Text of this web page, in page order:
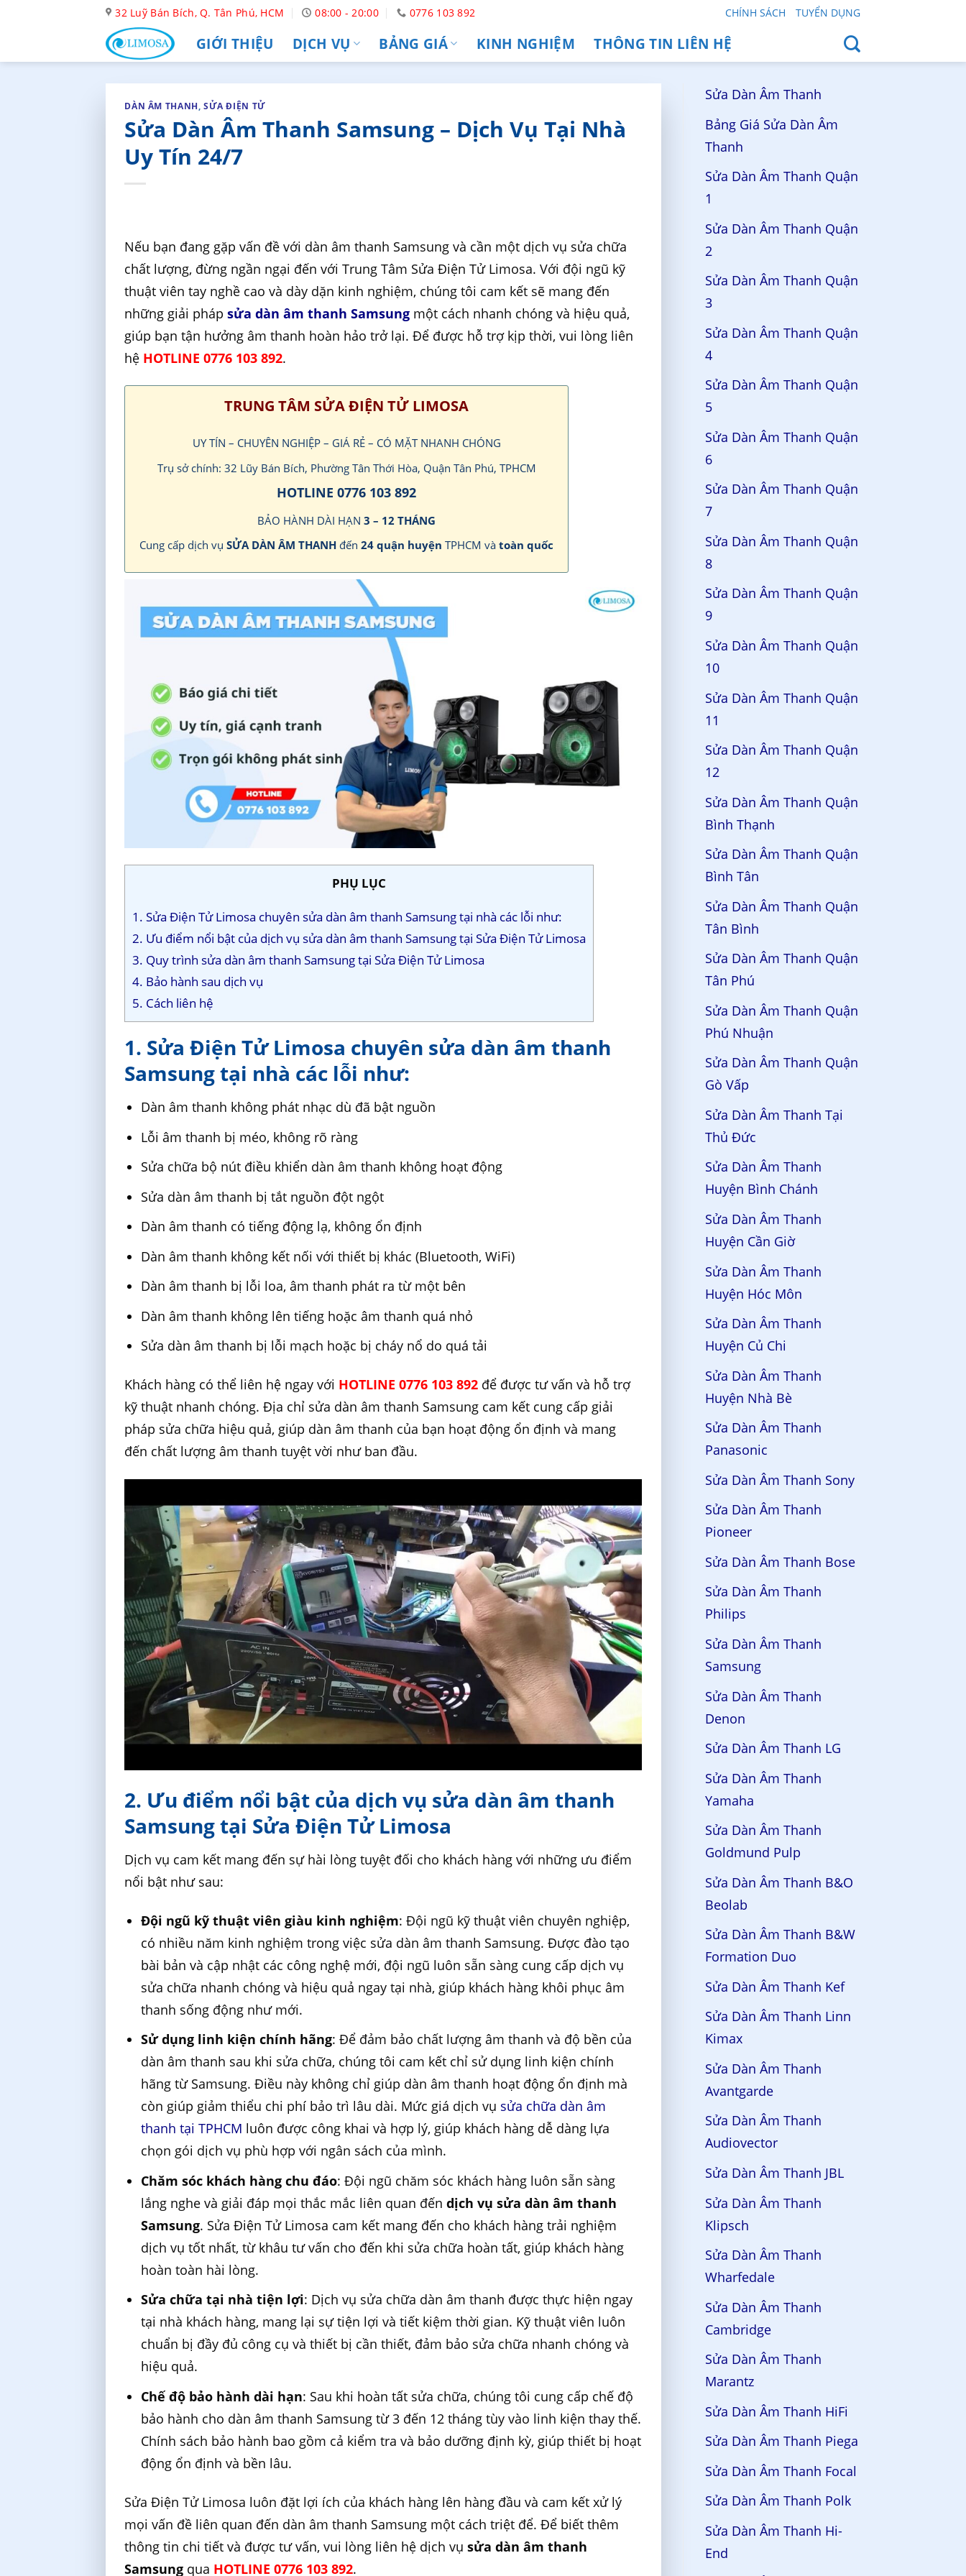
32 Luỹ Bán Bích, Q. Tân Phú, HCM 08:00 - 20:00 0776 103 892 CHÍNH SÁCH TUYỂN DỤNG
GIỚI THIỆU DỊCH VỤ BẢNG GIÁ KINH NGHIỆM THÔNG TIN LIÊN HỆ
DÀN ÂM THANH,SỬA ĐIỆN TỬ
Sửa Dàn Âm Thanh Samsung – Dịch Vụ Tại Nhà
Uy Tín 24/7
Nếu bạn đang gặp vấn đề với dàn âm thanh Samsung và cần một dịch vụ sửa chữa
chất lượng, đừng ngần ngại đến với Trung Tâm Sửa Điện Tử Limosa. Với đội ngũ kỹ
thuật viên tay nghề cao và dày dặn kinh nghiệm, chúng tôi cam kết sẽ mang đến
những giải phápsửa dàn âm thanh Samsung một cách nhanh chóng và hiệu quả,
giúp bạn tận hưởng âm thanh hoàn hảo trở lại. Để được hỗ trợ kịp thời, vui lòng liên
hệ HOTLINE 0776 103 892.
TRUNG TÂM SỬA ĐIỆN TỬ LIMOSA
UY TÍN – CHUYÊN NGHIỆP – GIÁ RẺ – CÓ MẶT NHANH CHÓNG
Trụ sở chính: 32 Lũy Bán Bích, Phường Tân Thới Hòa, Quận Tân Phú, TPHCM
HOTLINE 0776 103 892
BẢO HÀNH DÀI HẠN3 – 12 THÁNG
Cung cấp dịch vụSỬA DÀN ÂM THANH đến24 quận huyện TPHCM vàtoàn quốc
PHỤ LỤC
1. Sửa Điện Tử Limosa chuyên sửa dàn âm thanh Samsung tại nhà các lỗi như:
2. Ưu điểm nổi bật của dịch vụ sửa dàn âm thanh Samsung tại Sửa Điện Tử Limosa
3. Quy trình sửa dàn âm thanh Samsung tại Sửa Điện Tử Limosa
4. Bảo hành sau dịch vụ
5. Cách liên hệ
1. Sửa Điện Tử Limosa chuyên sửa dàn âm thanh
Samsung tại nhà các lỗi như:
Dàn âm thanh không phát nhạc dù đã bật nguồn
Lỗi âm thanh bị méo, không rõ ràng
Sửa chữa bộ nút điều khiển dàn âm thanh không hoạt động
Sửa dàn âm thanh bị tắt nguồn đột ngột
Dàn âm thanh có tiếng động lạ, không ổn định
Dàn âm thanh không kết nối với thiết bị khác (Bluetooth, WiFi)
Dàn âm thanh bị lỗi loa, âm thanh phát ra từ một bên
Dàn âm thanh không lên tiếng hoặc âm thanh quá nhỏ
Sửa dàn âm thanh bị lỗi mạch hoặc bị cháy nổ do quá tải
Khách hàng có thể liên hệ ngay với HOTLINE 0776 103 892 để được tư vấn và hỗ trợ
kỹ thuật nhanh chóng. Địa chỉ sửa dàn âm thanh Samsung cam kết cung cấp giải
pháp sửa chữa hiệu quả, giúp dàn âm thanh của bạn hoạt động ổn định và mang
đến chất lượng âm thanh tuyệt vời như ban đầu.
2. Ưu điểm nổi bật của dịch vụ sửa dàn âm thanh
Samsung tại Sửa Điện Tử Limosa
Dịch vụ cam kết mang đến sự hài lòng tuyệt đối cho khách hàng với những ưu điểm
nổi bật như sau:
Đội ngũ kỹ thuật viên giàu kinh nghiệm: Đội ngũ kỹ thuật viên chuyên nghiệp,
có nhiều năm kinh nghiệm trong việc sửa dàn âm thanh Samsung. Được đào tạo
bài bản và cập nhật các công nghệ mới, đội ngũ luôn sẵn sàng cung cấp dịch vụ
sửa chữa nhanh chóng và hiệu quả ngay tại nhà, giúp khách hàng khôi phục âm
thanh sống động như mới.
Sử dụng linh kiện chính hãng: Để đảm bảo chất lượng âm thanh và độ bền của
dàn âm thanh sau khi sửa chữa, chúng tôi cam kết chỉ sử dụng linh kiện chính
hãng từ Samsung. Điều này không chỉ giúp dàn âm thanh hoạt động ổn định mà
còn giúp giảm thiểu chi phí bảo trì lâu dài. Mức giá dịch vụ sửa chữa dàn âm
thanh tại TPHCM luôn được công khai và hợp lý, giúp khách hàng dễ dàng lựa
chọn gói dịch vụ phù hợp với ngân sách của mình.
Chăm sóc khách hàng chu đáo: Đội ngũ chăm sóc khách hàng luôn sẵn sàng
lắng nghe và giải đáp mọi thắc mắc liên quan đếndịch vụ sửa dàn âm thanh
Samsung. Sửa Điện Tử Limosa cam kết mang đến cho khách hàng trải nghiệm
dịch vụ tốt nhất, từ khâu tư vấn cho đến khi sửa chữa hoàn tất, giúp khách hàng
hoàn toàn hài lòng.
Sửa chữa tại nhà tiện lợi: Dịch vụ sửa chữa dàn âm thanh được thực hiện ngay
tại nhà khách hàng, mang lại sự tiện lợi và tiết kiệm thời gian. Kỹ thuật viên luôn
chuẩn bị đầy đủ công cụ và thiết bị cần thiết, đảm bảo sửa chữa nhanh chóng và
hiệu quả.
Chế độ bảo hành dài hạn: Sau khi hoàn tất sửa chữa, chúng tôi cung cấp chế độ
bảo hành cho dàn âm thanh Samsung từ 3 đến 12 tháng tùy vào linh kiện thay thế.
Chính sách bảo hành bao gồm cả kiểm tra và bảo dưỡng định kỳ, giúp thiết bị hoạt
động ổn định và bền lâu.
Sửa Điện Tử Limosa luôn đặt lợi ích của khách hàng lên hàng đầu và cam kết xử lý
mọi vấn đề liên quan đến dàn âm thanh Samsung một cách triệt để. Để biết thêm
thông tin chi tiết và được tư vấn, vui lòng liên hệ dịch vụsửa dàn âm thanh
Samsung qua HOTLINE 0776 103 892.
Sửa Dàn Âm Thanh
Bảng Giá Sửa Dàn Âm
Thanh
Sửa Dàn Âm Thanh Quận
1
Sửa Dàn Âm Thanh Quận
2
Sửa Dàn Âm Thanh Quận
3
Sửa Dàn Âm Thanh Quận
4
Sửa Dàn Âm Thanh Quận
5
Sửa Dàn Âm Thanh Quận
6
Sửa Dàn Âm Thanh Quận
7
Sửa Dàn Âm Thanh Quận
8
Sửa Dàn Âm Thanh Quận
9
Sửa Dàn Âm Thanh Quận
10
Sửa Dàn Âm Thanh Quận
11
Sửa Dàn Âm Thanh Quận
12
Sửa Dàn Âm Thanh Quận
Bình Thạnh
Sửa Dàn Âm Thanh Quận
Bình Tân
Sửa Dàn Âm Thanh Quận
Tân Bình
Sửa Dàn Âm Thanh Quận
Tân Phú
Sửa Dàn Âm Thanh Quận
Phú Nhuận
Sửa Dàn Âm Thanh Quận
Gò Vấp
Sửa Dàn Âm Thanh Tại
Thủ Đức
Sửa Dàn Âm Thanh
Huyện Bình Chánh
Sửa Dàn Âm Thanh
Huyện Cần Giờ
Sửa Dàn Âm Thanh
Huyện Hóc Môn
Sửa Dàn Âm Thanh
Huyện Củ Chi
Sửa Dàn Âm Thanh
Huyện Nhà Bè
Sửa Dàn Âm Thanh
Panasonic
Sửa Dàn Âm Thanh Sony
Sửa Dàn Âm Thanh
Pioneer
Sửa Dàn Âm Thanh Bose
Sửa Dàn Âm Thanh
Philips
Sửa Dàn Âm Thanh
Samsung
Sửa Dàn Âm Thanh
Denon
Sửa Dàn Âm Thanh LG
Sửa Dàn Âm Thanh
Yamaha
Sửa Dàn Âm Thanh
Goldmund Pulp
Sửa Dàn Âm Thanh B&O
Beolab
Sửa Dàn Âm Thanh B&W
Formation Duo
Sửa Dàn Âm Thanh Kef
Sửa Dàn Âm Thanh Linn
Kimax
Sửa Dàn Âm Thanh
Avantgarde
Sửa Dàn Âm Thanh
Audiovector
Sửa Dàn Âm Thanh JBL
Sửa Dàn Âm Thanh
Klipsch
Sửa Dàn Âm Thanh
Wharfedale
Sửa Dàn Âm Thanh
Cambridge
Sửa Dàn Âm Thanh
Marantz
Sửa Dàn Âm Thanh HiFi
Sửa Dàn Âm Thanh Piega
Sửa Dàn Âm Thanh Focal
Sửa Dàn Âm Thanh Polk
Sửa Dàn Âm Thanh Hi-
End